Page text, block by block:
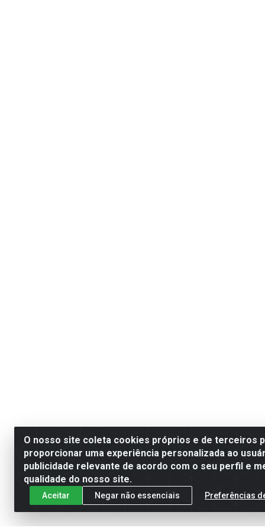
O nosso site coleta cookies próprios e de terceiros
proporcionar uma experiência personalizada ao
publicidade relevante de acordo com o seu perfil e
qualidade do nosso site.
Aceitar Negar não essenciais Preferências